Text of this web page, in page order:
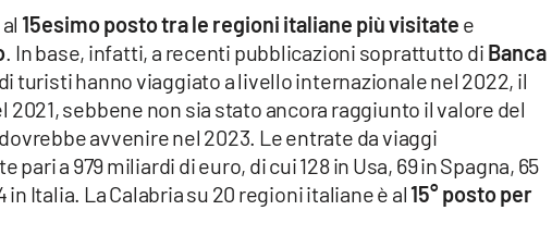
15esimo posto tra le regioni italiane più visitate e
. In base, infatti, a recenti pubblicazioni soprattutto di Banca
turisti hanno viaggiato a livello internazionale nel 2022, il
sebbene non sia stato ancora raggiunto il valore del
avvenire nel 2023. Le entrate da viaggi
a 979 miliardi di euro, di cui 128 in Usa, 69 in Spagna, 65
in Italia. La Calabria su 20 regioni italiane è al 15° posto per